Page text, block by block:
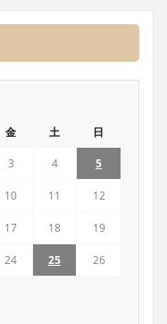
金 土 日
3 4 5
10 11 12
17 18 19
24 25 26